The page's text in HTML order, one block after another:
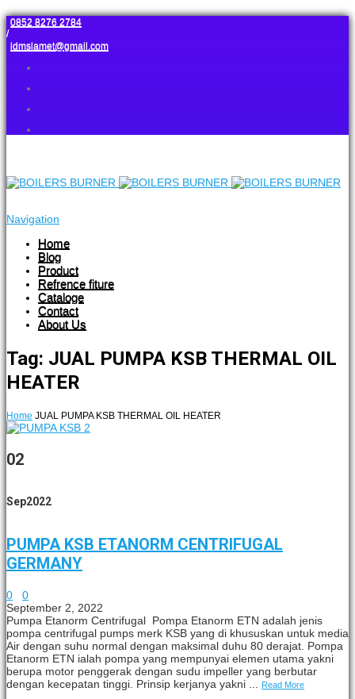
0852 8276 2784
/
idmslamet@gmail.com
Navigation
Home
Blog
Product
Refrence fiture
Cataloge
Contact
About Us
Tag: JUAL PUMPA KSB THERMAL OIL
HEATER
Home JUAL PUMPA KSB THERMAL OIL HEATER
02
Sep2022
PUMPA KSB ETANORM CENTRIFUGAL
GERMANY
0
0
September 2, 2022
Pumpa Etanorm Centrifugal Pompa Etanorm ETN adalah jenis
pompa centrifugal pumps merk KSB yang di khususkan untuk media
Air dengan suhu normal dengan maksimal duhu 80 derajat. Pompa
Etanorm ETN ialah pompa yang mempunyai elemen utama yakni
berupa motor penggerak dengan sudu impeller yang berbutar
dengan kecepatan tinggi. Prinsip kerjanya yakni ...
Read More